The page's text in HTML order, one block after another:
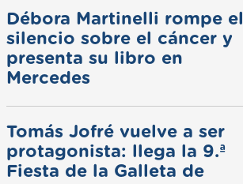
Débora Martinelli rompe el
silencio sobre el cáncer y
presenta su libro en
Mercedes
Tomás Jofré vuelve a ser
protagonista: llega la 9.ª
Fiesta de la Galleta de